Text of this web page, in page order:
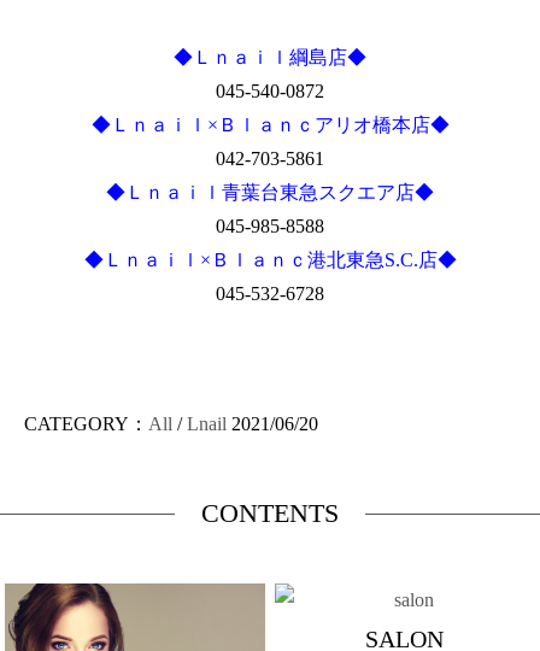
◆Ｌｎａｉｌ綱島店◆
045-540-0872
◆Ｌｎａｉｌ×Ｂｌａｎｃアリオ橋本店◆
042-703-5861
◆Ｌｎａｉｌ青葉台東急スクエア店◆
045-985-8588
◆Ｌｎａｉｌ×Ｂｌａｎｃ港北東急S.C.店◆
045-532-6728
CATEGORY： All /Lnail 2021/06/20
CONTENTS
SALON